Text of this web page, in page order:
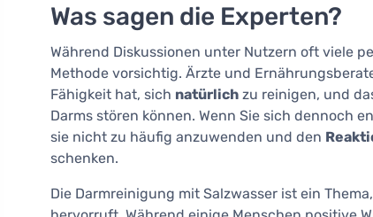
Was sagen die Experten?
Während Diskussionen unter Nutzern oft viele
Methode vorsichtig. Ärzte und
Fähigkeit hat, sich natürlich zu reinigen, und
Darms stören können. Wenn Sie sich dennoch
sie nicht zu häufig anzuwenden und den
schenken.
Die Darmreinigung mit Salzwasser ist ein